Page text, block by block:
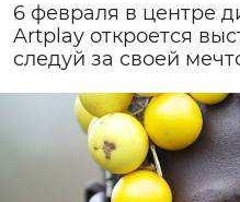
6 февраля в центре
Artplay откроется
следуй за своей